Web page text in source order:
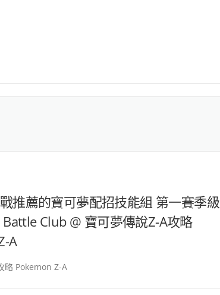
推薦的寶可夢配招技能組 第一賽季級
Battle Club @ 寶可夢傳說Z-A攻略
A
略 Pokemon Z-A